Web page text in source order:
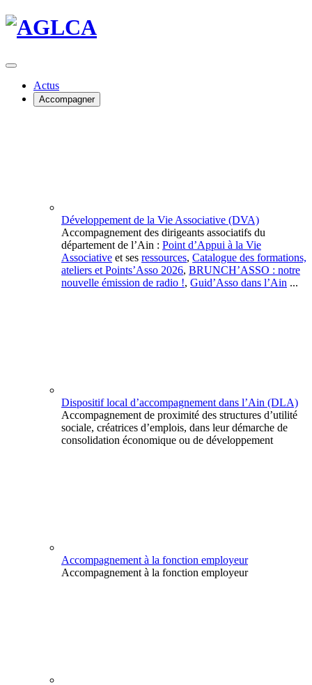
Actus
Accompagner
Développement de la Vie Associative (DVA)
Accompagnement des dirigeants associatifs du
département de l’Ain : Point d’Appui à la Vie
Associative et ses ressources, Catalogue des formations,
ateliers et Points’Asso 2026, BRUNCH’ASSO : notre
nouvelle émission de radio !, Guid’Asso dans l’Ain ...
Dispositif local d’accompagnement dans l’Ain (DLA)
Accompagnement de proximité des structures d’utilité
sociale, créatrices d’emplois, dans leur démarche de
consolidation économique ou de développement
Accompagnement à la fonction employeur
Accompagnement à la fonction employeur